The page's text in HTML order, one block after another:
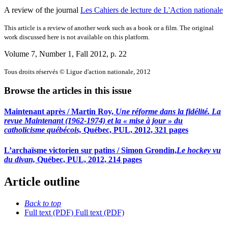
A review of the journal Les Cahiers de lecture de L'Action nationale
This article is a review of another work such as a book or a film. The original
work discussed here is not available on this platform.
Volume 7, Number 1, Fall 2012, p. 22
Tous droits réservés © Ligue d'action nationale, 2012
Browse the articles in this issue
Maintenant après /Martin Roy, Une réforme dans la fidélité. La
revue Maintenant (1962-1974) et la « mise à jour » du
catholicisme québécois, Québec, PUL, 2012, 321 pages
L’archaïsme victorien sur patins /Simon Grondin,Le hockey vu
du divan, Québec, PUL, 2012, 214 pages
Article outline
Back to top
Full text (PDF) Full text (PDF)